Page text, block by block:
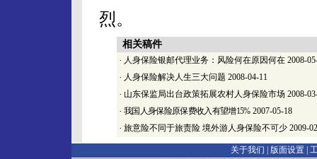
烈。
相关稿件
· 人身保险银邮代理业务：风险何在原因何在 2008-
· 人身保险解决人生三大问题 2008-04-11
· 山东保监局出台政策拓展农村人身保险市场 2008-
· 我国人身保险原保费收入有望增15%2007-05-18
· 旅意险不同于旅责险 境外游人身保险不可少 2009-
关于我们 | 版面设置